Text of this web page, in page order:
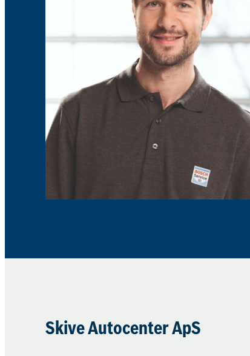
Skive Autocenter ApS